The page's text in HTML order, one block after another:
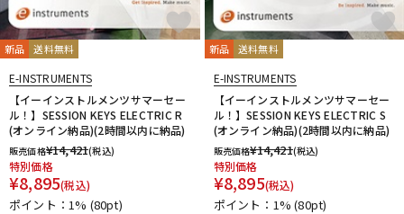
管楽器 その他楽器
アンプ エフェクター
DJ機器 DTM
新品 送料無料
E-INSTRUMENTS
【イーインストルメンツサマーセー
ル！】SESSION KEYS ELECTRIC R
(オンライン納品)(2時間以内に納品)
販売価格¥14,421(税込)
特別価格
¥8,895(税込)
ポイント：1% (80pt)
新品 送料無料
E-INSTRUMENTS
【イーインストルメンツサマーセー
ル！】SESSION KEYS ELECTRIC S
(オンライン納品)(2時間以内に納品)
販売価格¥14,421(税込)
特別価格
¥8,895(税込)
ポイント：1%(80pt)